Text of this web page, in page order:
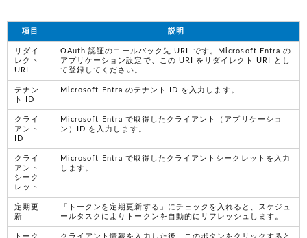
項目 説明
リダイ
レクト
URI
OAuth 認証のコールバック先 URL です。Microsoft Entra の
アプリケーション設定で、この URI をリダイレクト URI とし
て登録してください。
テナン
ト ID
Microsoft Entra のテナント ID を入力します。
クライ
アント
ID
Microsoft Entra で取得したクライアント（アプリケーショ
ン）ID を入力します。
クライ
アント
シーク
レット
Microsoft Entra で取得したクライアントシークレットを入力
します。
定期更
新
「トークンを定期更新する」にチェックを入れると、スケジュ
ールタスクによりトークンを自動的にリフレッシュします。
トーク
クライアント情報を入力した後、このボタンをクリックすると